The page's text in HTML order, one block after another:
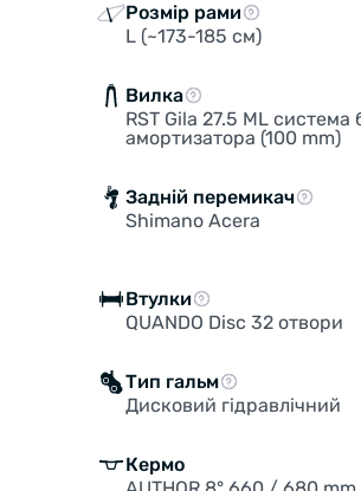
Розмір рами
L (~173-185 см)
Вилка
RST Gila 27.5 ML система
амортизатора (100 mm)
Задній перемикач
Shimano Acera
Втулки
QUANDO Disc 32 отвори
Тип гальм
Дисковий гідравлічний
Кермо